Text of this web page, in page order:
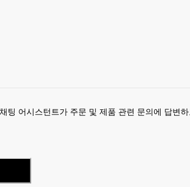
팅 어시스턴트가 주문 및 제품 관련 문의에 답변